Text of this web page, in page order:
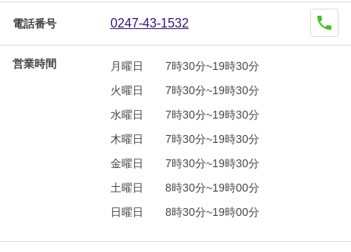
電話番号 0247-43-1532
営業時間 月曜日
7時30分~19時30分
火曜日
7時30分~19時30分
水曜日
7時30分~19時30分
木曜日
7時30分~19時30分
金曜日
7時30分~19時30分
土曜日
8時30分~19時00分
日曜日
8時30分~19時00分